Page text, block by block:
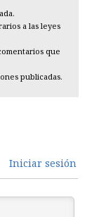
a las leyes
que
publicadas.
Iniciar sesión